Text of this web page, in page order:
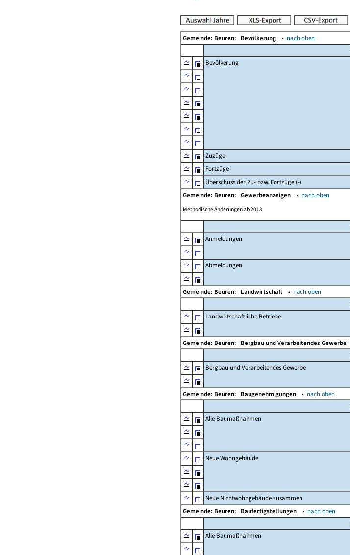
Gemeinde: Beuren: Bevölkerung ▴ nach oben
Bevölkerung
Zuzüge
Fortzüge
Überschuss der Zu- bzw. Fortzüge (-)
Gemeinde: Beuren: Gewerbeanzeigen ▴ nach oben
Methodische Änderungen ab 2018
Anmeldungen
Abmeldungen
Gemeinde: Beuren: Landwirtschaft ▴ nach oben
Landwirtschaftliche Betriebe
Gemeinde: Beuren: Bergbau und Verarbeitendes Gewerbe
Bergbau und Verarbeitendes Gewerbe
Gemeinde: Beuren: Baugenehmigungen ▴ nach oben
Alle Baumaßnahmen
Neue Wohngebäude
Neue Nichtwohngebäude zusammen
Gemeinde: Beuren: Baufertigstellungen ▴ nach oben
Alle Baumaßnahmen